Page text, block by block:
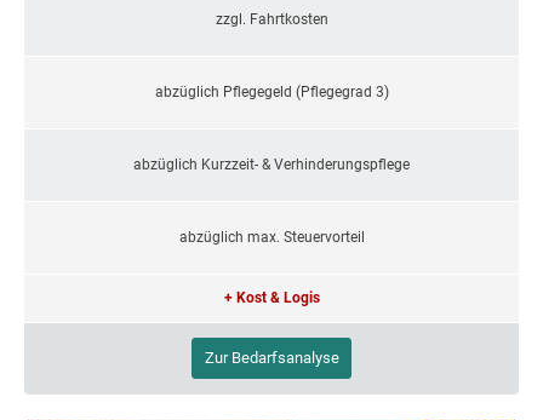
zzgl. Fahrtkosten
abzüglich Pflegegeld (Pflegegrad 3)
abzüglich Kurzzeit- & Verhinderungspflege
abzüglich max. Steuervorteil
+ Kost & Logis
Zur Bedarfsanalyse